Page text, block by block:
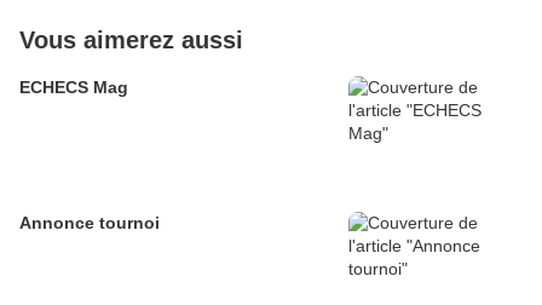
Vous aimerez aussi
ECHECS Mag
Annonce tournoi